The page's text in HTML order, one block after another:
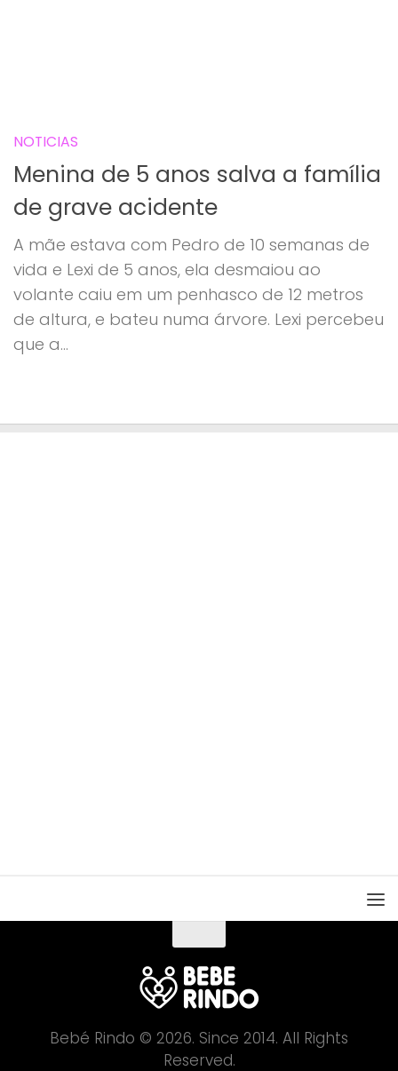
NOTICIAS
Menina de 5 anos salva a família
de grave acidente
A mãe estava com Pedro de 10 semanas de
vida e Lexi de 5 anos, ela desmaiou ao
volante caiu em um penhasco de 12 metros
de altura, e bateu numa árvore. Lexi percebeu
que a...
Bebé Rindo © 2026. Since 2014. All Rights
Reserved.